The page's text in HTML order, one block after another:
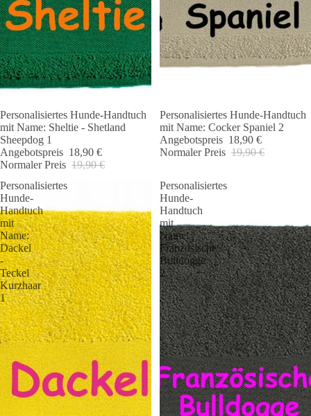
Angebot 🐾
Personalisiertes Hunde-Handtuch
mit Name: Sheltie - Shetland
Sheepdog 1
Angebotspreis 18,90 €
Normaler Preis 19,90 €
Angebot 🐾
Personalisiertes Hunde-Handtuch
mit Name: Cocker Spaniel 2
Angebotspreis 18,90 €
Normaler Preis 19,90 €
Personalisiertes
Hunde-
Handtuch
mit
Name:
Dackel
-
Teckel
Kurzhaar
1
Personalisiertes
Hunde-
Handtuch
mit
Name:
Französische
Bulldogge
2